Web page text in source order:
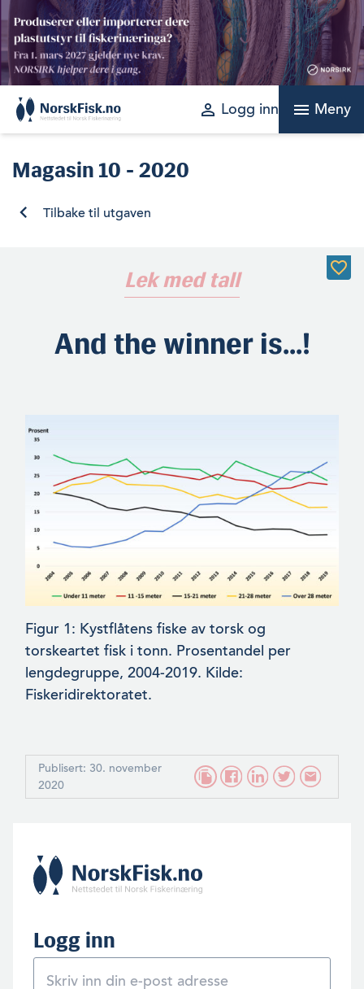
Skip
content
perm_identity Logg inn menu Meny
Magasin 10 - 2020
Tilbake til utgaven
Lek med tall
And the winner is…!
Figur 1: Kystflåtens fiske av torsk og
torskeartet fisk i tonn. Prosentandel per
lengdegruppe, 2004-2019. Kilde:
Fiskeridirektor­atet.
Publisert: 30. november
2020
Logg inn